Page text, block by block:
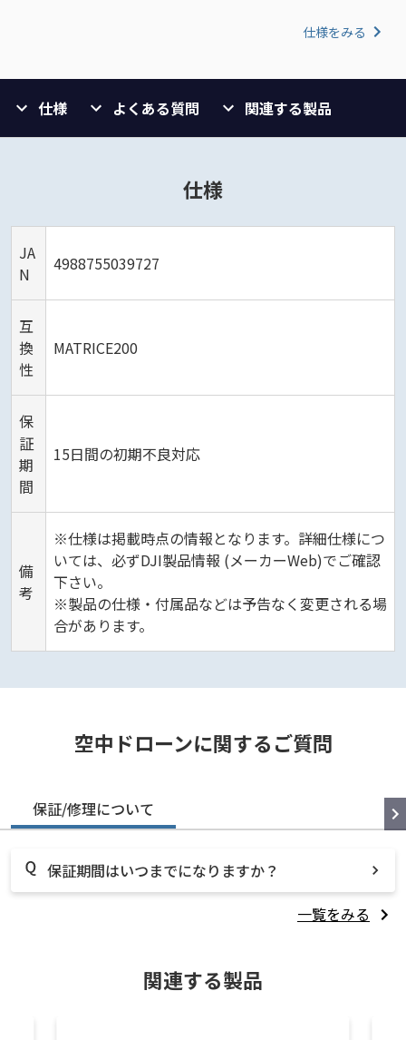
仕様をみる
仕様 よくある質問 関連する製品
仕様
JA
N
4988755039727
互
換
性
MATRICE200
保
証
期
間
15日間の初期不良対応
備
考
※仕様は掲載時点の情報となります。詳細仕様につ
いては、必ずDJI製品情報 (メーカーWeb)でご確認
下さい。
※製品の仕様・付属品などは予告なく変更される場
合があります。
空中ドローンに関するご質問
保証/修理について
保証期間はいつまでになりますか？
一覧をみる
関連する製品